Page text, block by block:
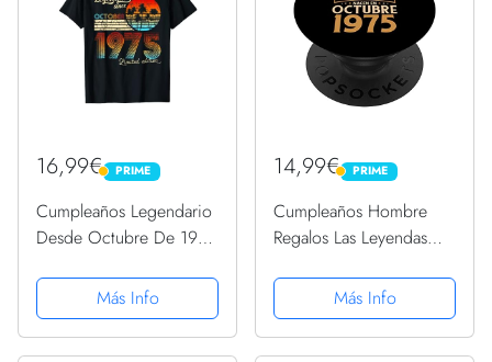
16,99€ PRIME
PRIME
Cumpleaños Legendario
Desde Octubre De 1975
Más Info
14,99€ PRIME
PRIME
Cumpleaños Hombre
Regalos Las Leyendas
PopSockets PopGrip
Intercambiable
Más Info